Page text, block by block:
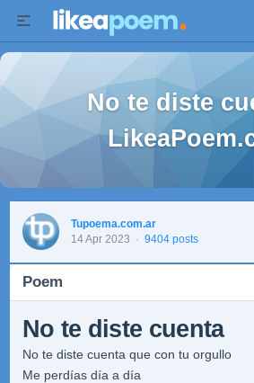
No te diste
Tupoema.com.ar
14 Apr 2023 · 9404 posts
Poem
No te diste cuenta
No te diste cuenta que con tu orgullo
Me perdías día a día